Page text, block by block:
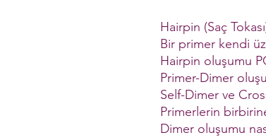
Hairpin (Saç
Bir primer kendi
Hairpin oluşumu
Primer-Dimer
Self-Dimer ve
Primerlerin
Dimer oluşumu